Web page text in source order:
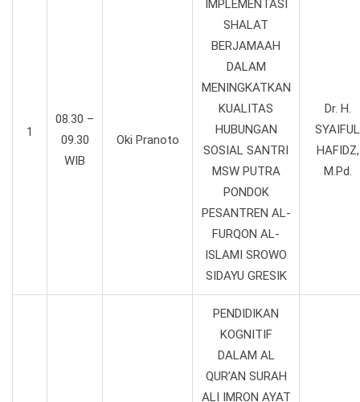
1
08.30 –
09.30
WIB
Oki Pranoto
IMPLEMENTASI
SHALAT
BERJAMAAH
DALAM
MENINGKATKAN
KUALITAS
HUBUNGAN
SOSIAL SANTRI
MSW PUTRA
PONDOK
PESANTREN AL-
FURQON AL-
ISLAMI SROWO
SIDAYU GRESIK
Dr. H.
SYAIFUL
HAFIDZ,
M.Pd.
PENDIDIKAN
KOGNITIF
DALAM AL
QUR’AN SURAH
ALI IMRON AYAT